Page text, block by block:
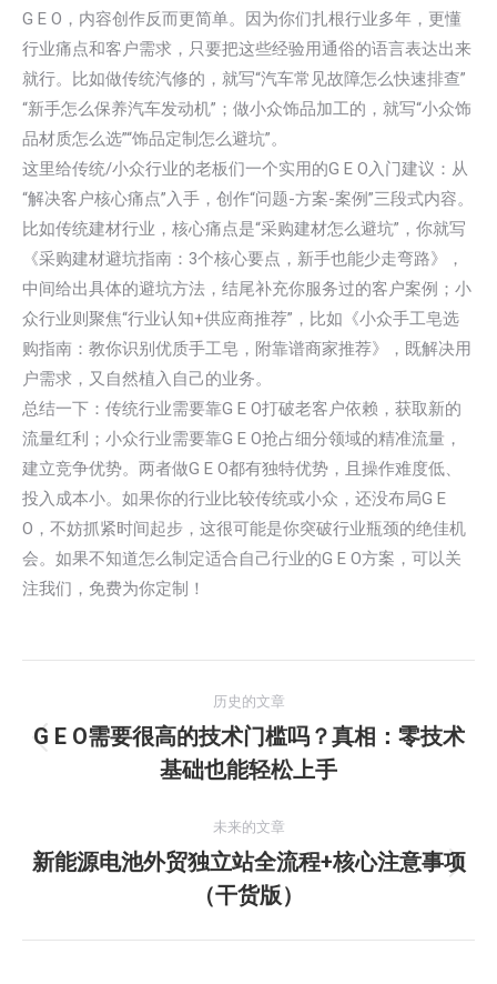
G E O，内容创作反而更简单。因为你们扎根行业多年，更懂
行业痛点和客户需求，只要把这些经验用通俗的语言表达出来
就行。比如做传统汽修的，就写“汽车常见故障怎么快速排查”
“新手怎么保养汽车发动机”；做小众饰品加工的，就写“小众饰
品材质怎么选”“饰品定制怎么避坑”。
这里给传统/小众行业的老板们一个实用的G E O入门建议：从
“解决客户核心痛点”入手，创作“问题-方案-案例”三段式内容。
比如传统建材行业，核心痛点是“采购建材怎么避坑”，你就写
《采购建材避坑指南：3个核心要点，新手也能少走弯路》，
中间给出具体的避坑方法，结尾补充你服务过的客户案例；小
众行业则聚焦“行业认知+供应商推荐”，比如《小众手工皂选
购指南：教你识别优质手工皂，附靠谱商家推荐》，既解决用
户需求，又自然植入自己的业务。
总结一下：传统行业需要靠G E O打破老客户依赖，获取新的
流量红利；小众行业需要靠G E O抢占细分领域的精准流量，
建立竞争优势。两者做G E O都有独特优势，且操作难度低、
投入成本小。如果你的行业比较传统或小众，还没布局G E
O，不妨抓紧时间起步，这很可能是你突破行业瓶颈的绝佳机
会。如果不知道怎么制定适合自己行业的G E O方案，可以关
注我们，免费为你定制！
章
历史的文章
历
史
章：
G E O需要很高的技术门槛吗？真相：零技术
基础也能轻松上手
未来的文章
未
来
的
新能源电池外贸独立站全流程+核心注意事项
（干货版）